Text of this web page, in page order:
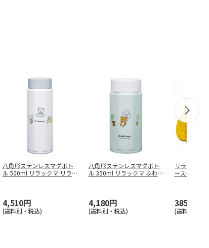
八角形ステンレスマグボト
ル 500ml リラックマ リラッ
4,510円
(送料別・税込)
八角形ステンレスマグボト
ル 350ml リラックマ ふわっ
4,180円
(送料別・税込)
リラックマ
ースター（
385円
(送料別・税